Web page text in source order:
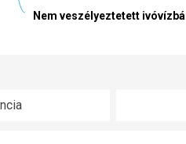
Nem veszélyeztetett
Nem veszélyeztetett